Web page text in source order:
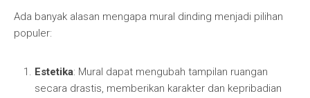
Ada banyak alasan mengapa mural dinding menjadi pilihan
populer:
Estetika: Mural dapat mengubah tampilan ruangan
secara drastis, memberikan karakter dan kepribadian